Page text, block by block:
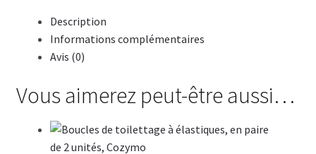
Description
Informations complémentaires
Avis (0)
Vous aimerez peut-être aussi…